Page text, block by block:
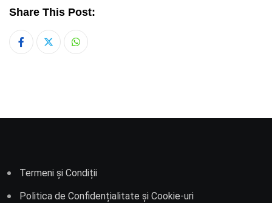
Share This Post:
Whatsapp
Termeni și Condiții
Politica de Confidențialitate și Cookie-uri